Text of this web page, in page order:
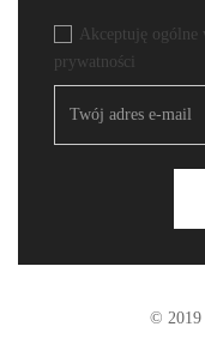
Akceptuję
prywatności
© 2019